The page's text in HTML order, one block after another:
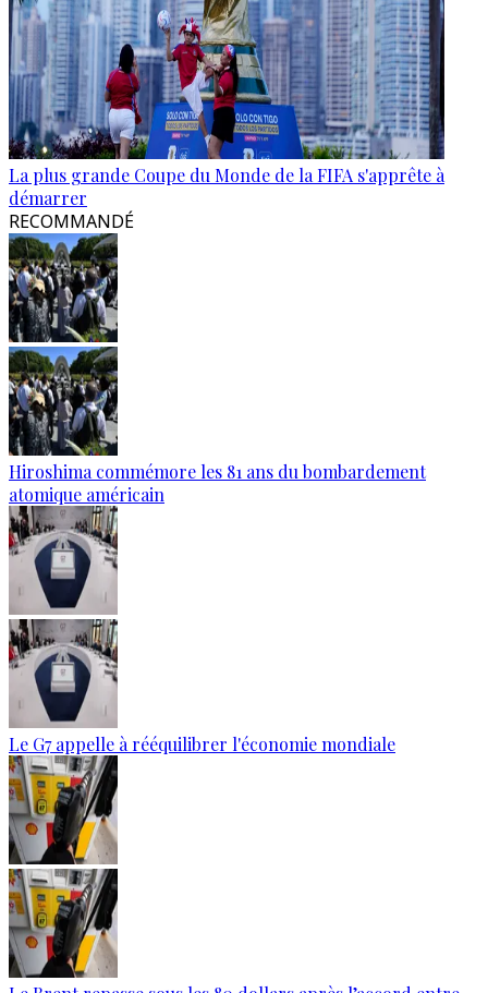
La plus grande Coupe du Monde de la FIFA s'apprête à
démarrer
RECOMMANDÉ
Hiroshima commémore les 81 ans du bombardement
atomique américain
Le G7 appelle à rééquilibrer l'économie mondiale